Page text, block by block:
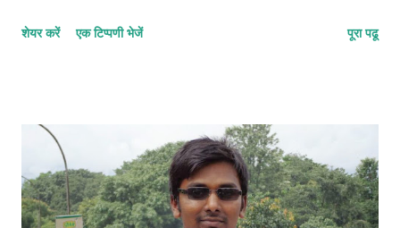
शेयर करें एक टिप्पणी भेजें पूरा पढू